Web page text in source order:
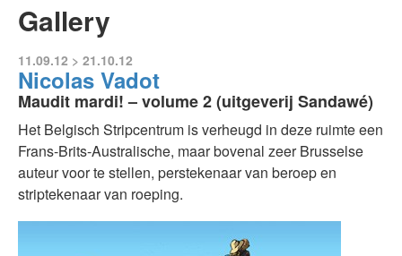
Gallery
11.09.12 > 21.10.12
Nicolas Vadot
Maudit mardi! – volume 2 (uitgeverij Sandawé)
Het Belgisch Stripcentrum is verheugd in deze ruimte een
Frans-Brits-Australische, maar bovenal zeer Brusselse
auteur voor te stellen, perstekenaar van beroep en
striptekenaar van roeping.